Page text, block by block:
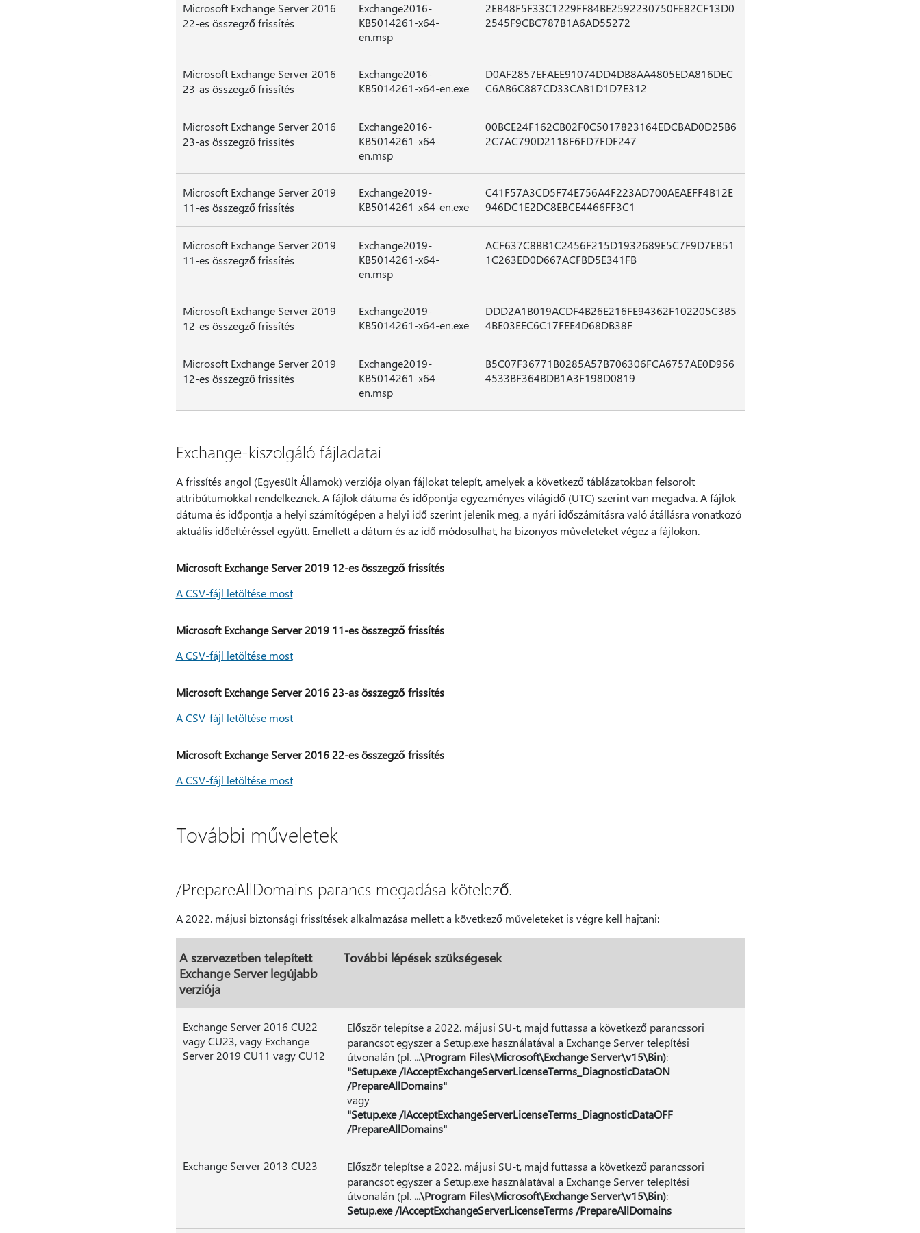
Microsoft Exchange Server 2016
22-es összegző frissítés
Exchange2016-
KB5014261-x64-
en.msp
2EB48F5F33C1229FF84BE2592230750FE82CF13D0
2545F9CBC787B1A6AD55272
Microsoft Exchange Server 2016
23-as összegző frissítés
Exchange2016-
KB5014261-x64-en.exe
D0AF2857EFAEE91074DD4DB8AA4805EDA816DEC
C6AB6C887CD33CAB1D1D7E312
Microsoft Exchange Server 2016
23-as összegző frissítés
Exchange2016-
KB5014261-x64-
en.msp
00BCE24F162CB02F0C5017823164EDCBAD0D25B6
2C7AC790D2118F6FD7FDF247
Microsoft Exchange Server 2019
11-es összegző frissítés
Exchange2019-
KB5014261-x64-en.exe
C41F57A3CD5F74E756A4F223AD700AEAEFF4B12E
946DC1E2DC8EBCE4466FF3C1
Microsoft Exchange Server 2019
11-es összegző frissítés
Exchange2019-
KB5014261-x64-
en.msp
ACF637C8BB1C2456F215D1932689E5C7F9D7EB51
1C263ED0D667ACFBD5E341FB
Microsoft Exchange Server 2019
12-es összegző frissítés
Exchange2019-
KB5014261-x64-en.exe
DDD2A1B019ACDF4B26E216FE94362F102205C3B5
4BE03EEC6C17FEE4D68DB38F
Microsoft Exchange Server 2019
12-es összegző frissítés
Exchange2019-
KB5014261-x64-
en.msp
B5C07F36771B0285A57B706306FCA6757AE0D956
4533BF364BDB1A3F198D0819
Exchange-kiszolgáló fájladatai
A frissítés angol (Egyesült Államok) verziója olyan fájlokat telepít, amelyek a következő táblázatokban felsorolt
attribútumokkal rendelkeznek. A fájlok dátuma és időpontja egyezményes világidő (UTC) szerint van megadva. A fájlok
dátuma és időpontja a helyi számítógépen a helyi idő szerint jelenik meg, a nyári időszámításra való átállásra vonatkozó
aktuális időeltéréssel együtt. Emellett a dátum és az idő módosulhat, ha bizonyos műveleteket végez a fájlokon.
Microsoft Exchange Server 2019 12-es összegző frissítés
A CSV-fájl letöltése most
Microsoft Exchange Server 2019 11-es összegző frissítés
A CSV-fájl letöltése most
Microsoft Exchange Server 2016 23-as összegző frissítés
A CSV-fájl letöltése most
Microsoft Exchange Server 2016 22-es összegző frissítés
A CSV-fájl letöltése most
További műveletek
/PrepareAllDomains parancs megadása kötelező.
A 2022. májusi biztonsági frissítések alkalmazása mellett a következő műveleteket is végre kell hajtani:
A szervezetben telepített
Exchange Server legújabb
verziója
További lépések szükségesek
Exchange Server 2016 CU22
vagy CU23, vagy Exchange
Server 2019 CU11 vagy CU12
Először telepítse a 2022. májusi SU-t, majd futtassa a következő parancssori
parancsot egyszer a Setup.exe használatával a Exchange Server telepítési
útvonalán (pl. ...\Program Files\Microsoft\Exchange Server\v15\Bin):
"Setup.exe /IAcceptExchangeServerLicenseTerms_DiagnosticDataON
/PrepareAllDomains"
vagy
"Setup.exe /IAcceptExchangeServerLicenseTerms_DiagnosticDataOFF
/PrepareAllDomains"
Exchange Server 2013 CU23
Először telepítse a 2022. májusi SU-t, majd futtassa a következő parancssori
parancsot egyszer a Setup.exe használatával a Exchange Server telepítési
útvonalán (pl. ...\Program Files\Microsoft\Exchange Server\v15\Bin):
Setup.exe /IAcceptExchangeServerLicenseTerms /PrepareAllDomains